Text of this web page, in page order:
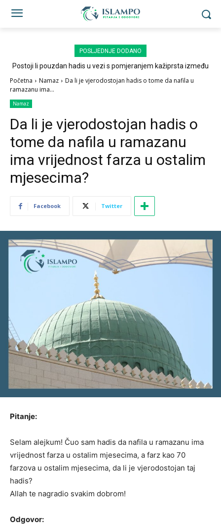
POSLJEDNJE DODANO
Postoji li pouzdan hadis u vezi s pomjeranjem kažiprsta između
Početna Namaz
Da li je vjerodostojan hadis o tome da nafila u
ramazanu ima...
Namaz
Da li je vjerodostojan hadis o
tome da nafila u ramazanu
ima vrijednost farza u ostalim
mjesecima?
Facebook Twitter
Pitanje:
Selam alejkum! Čuo sam hadis da nafila u ramazanu ima
vrijednost farza u ostalim mjesecima, a farz kao 70
farzova u ostalim mjesecima, da li je vjerodostojan taj
hadis?
Allah te nagradio svakim dobrom!
Odgovor: